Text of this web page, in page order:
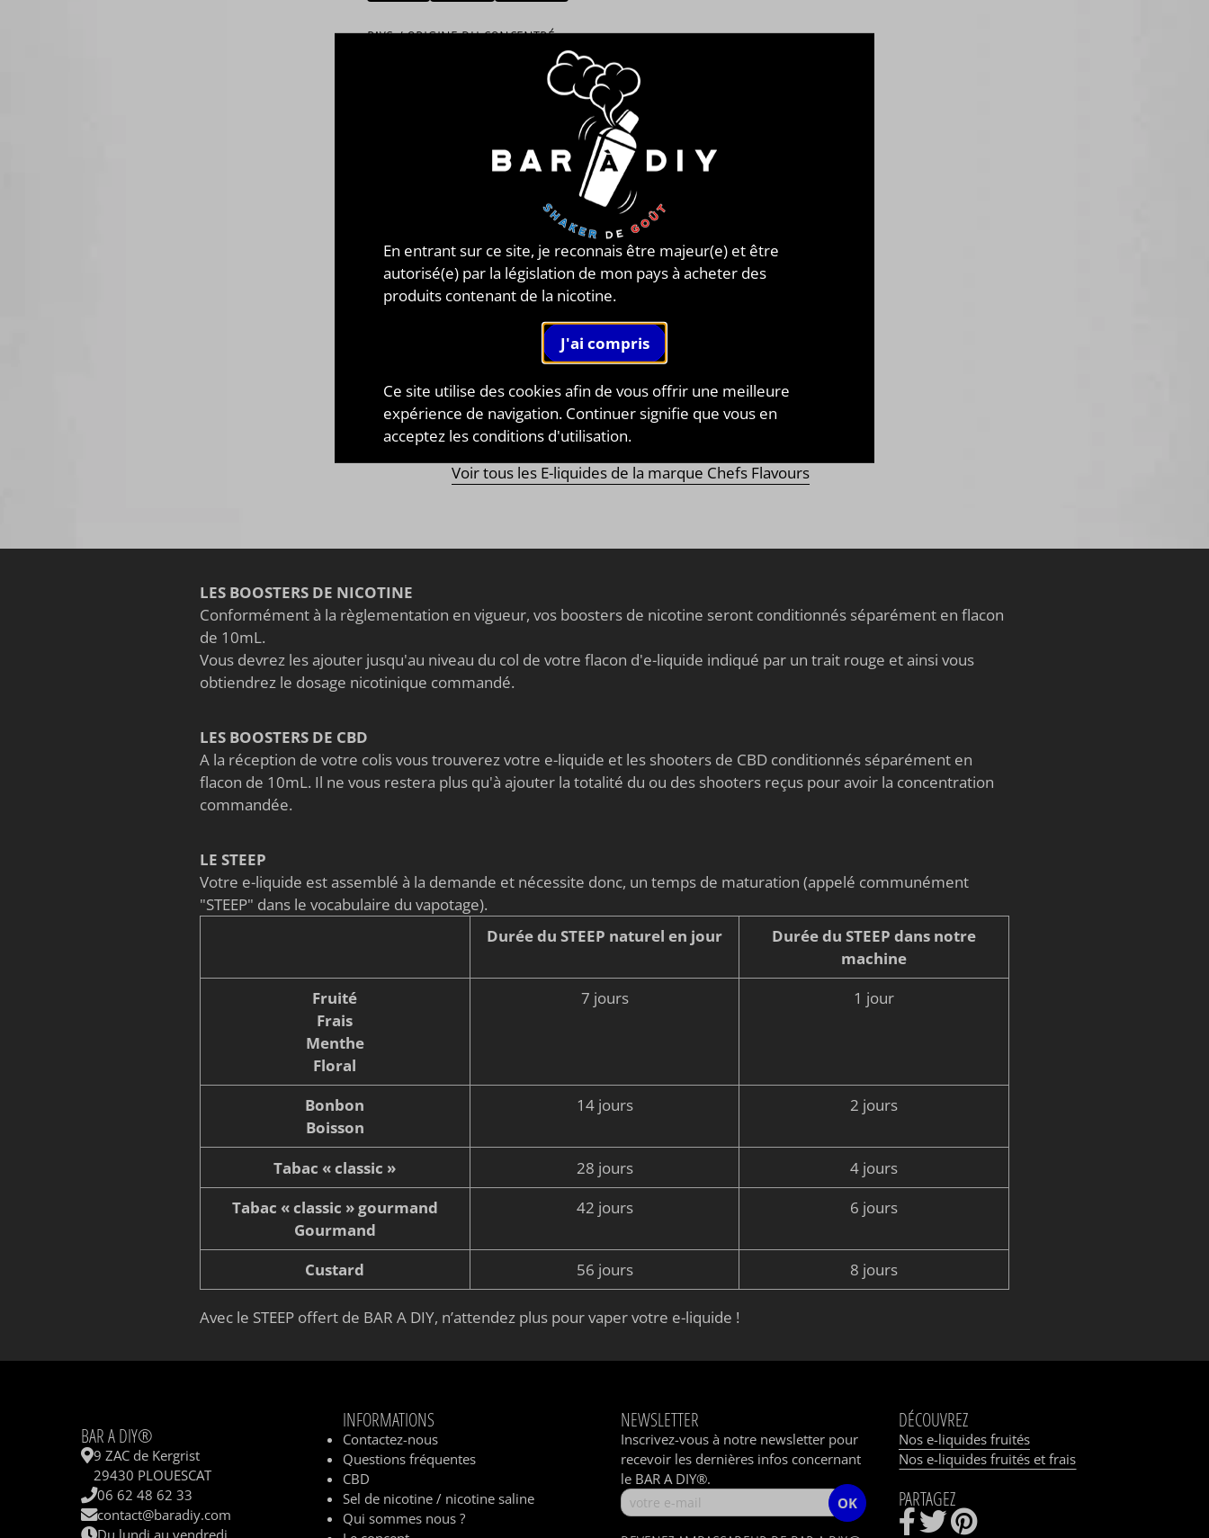
PAYS / ORIGINE DU CONCENTRÉ
Assemblage réalisé à PLOUESCAT - France par
mono propylène glycol végétal, de
et de l'arôme Moon Sugar de la marque Chefs
Flavours. Disponible en flacon de 50ml, 125ml, 250ml, 500ml
CHEFS FLAVOURS
Créée en 2012 au Royaume-Uni, lorsque Karl et Lewis ont
commencé à fabriquer leurs proprese-liquides
dans le même temps de monterCHEFS FLAVOURS
partager leurs créations au monde de lavape
Vous découvrirez un large panel de saveurs, tantfruitéesque
gourmandes ! Une de leurs références ? La saveurBlue Lush
savant mélange auxarômes de framboises
Voir tous les E-liquides de la marque Chefs Flavours
LES BOOSTERS DE NICOTINE
Conformément à la règlementation en vigueur, vos boosters de nicotine seront conditionnés séparément en flacon
de 10mL.
Vous devrez les ajouter jusqu'au niveau du col de votre flacon d'e-liquide indiqué par un trait rouge et ainsi vous
obtiendrez le dosage nicotinique commandé.
LES BOOSTERS DE CBD
A la réception de votre colis vous trouverez votre e-liquide et les shooters de CBD conditionnés séparément en
flacon de 10mL. Il ne vous restera plus qu'à ajouter la totalité du ou des shooters reçus pour avoir la concentration
commandée.
LE STEEP
Votre e-liquide est assemblé à la demande et nécessite donc, un temps de maturation (appelé communément
"STEEP" dans le vocabulaire du vapotage).
Durée du STEEP naturel en jour
Durée du STEEP dans notre
machine
Fruité
Frais
Menthe
Floral
7 jours 1 jour
Bonbon
Boisson
14 jours 2 jours
Tabac « classic » 28 jours
4 jours
Tabac « classic » gourmand
Gourmand
42 jours 6 jours
Custard 56 jours 8 jours
Avec le STEEP offert de BAR A DIY, n’attendez plus pour vaper votre e-liquide !
BAR A DIY®
9 ZAC de Kergrist
29430 PLOUESCAT
06 62 48 62 33
contact@baradiy.com
INFORMATIONS
Contactez-nous
Questions fréquentes
CBD
Sel de nicotine / nicotine saline
Qui sommes nous ?
NEWSLETTER
Inscrivez-vous à notre newsletter pour
recevoir les dernières infos concernant
le BAR A DIY®.
OK
DÉCOUVREZ
Nos e-liquides fruités
Nos e-liquides fruités et frais
PARTAGEZ
En entrant sur ce site, je reconnais être majeur(e) et être
autorisé(e) par la législation de mon pays à acheter des
produits contenant de la nicotine.
Ce site utilise des cookies afin de vous offrir une meilleure
expérience de navigation. Continuer signifie que vous en
acceptez les conditions d'utilisation.